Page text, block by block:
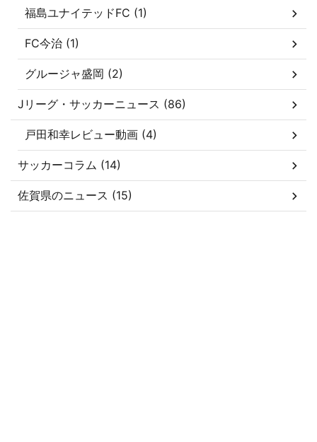
福島ユナイテッドFC (1)
FC今治 (1)
グルージャ盛岡 (2)
Jリーグ・サッカーニュース (86)
戸田和幸レビュー動画 (4)
サッカーコラム (14)
佐賀県のニュース (15)